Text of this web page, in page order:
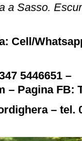
a Sasso.
Cell/
5446651 –
– Pagina FB:
– tel.